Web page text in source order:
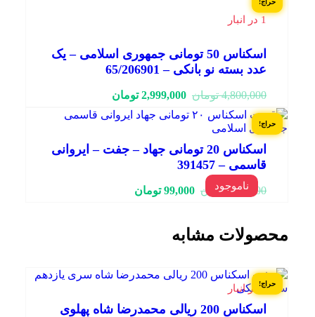
بود.
حراج!
1 در انبار
اسکناس 50 تومانی جمهوری اسلامی – یک
عدد بسته نو بانکی – 65/206901
4,800,000 تومان
قیمت
اصلی:
4,800,000 تومان
بود.
2,999,000 تومان
قیمت
فعلی:
2,999,000 تومان.حراج!
ناموجود
اسکناس 20 تومانی جهاد – جفت – ایروانی
قاسمی – 391457
150,000 تومان
قیمت
99,000 تومان
قیمت
محصولات مشابه
حراج!
1 در انبار
اسکناس 200 ریالی محمدرضا شاه پهلوی